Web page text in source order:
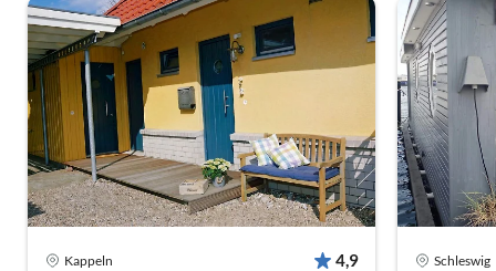
Kappeln 4,9 Schleswig